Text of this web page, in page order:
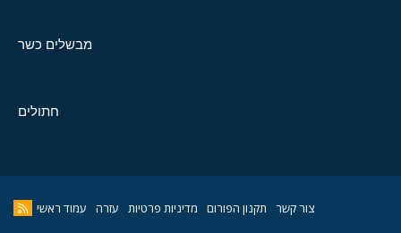
מבשלים כשר
חתולים
צור קשר תקנון הפורום מדיניות פרטיות עזרה עמוד ראשי